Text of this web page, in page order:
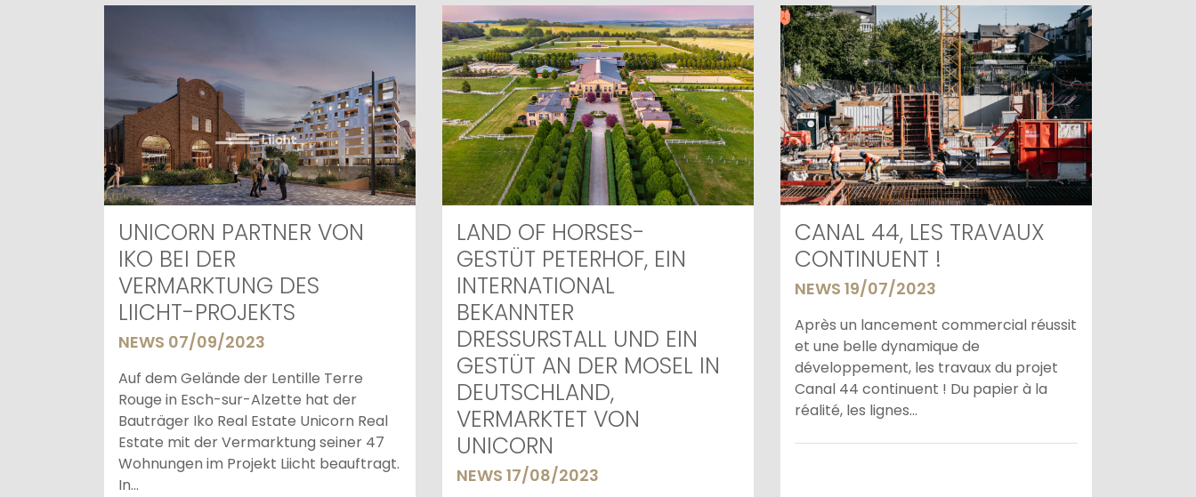
UNICORN PARTNER VON
IKO BEI DER
VERMARKTUNG DES
LIICHT-PROJEKTS
NEWS 07/09/2023
Auf dem Gelände der Lentille Terre
Rouge in Esch-sur-Alzette hat der
Bauträger Iko Real Estate Unicorn Real
Estate mit der Vermarktung seiner 47
Wohnungen im Projekt Liicht beauftragt.
In...
LAND OF HORSES-
GESTÜT PETERHOF, EIN
INTERNATIONAL
BEKANNTER
DRESSURSTALL UND EIN
GESTÜT AN DER MOSEL IN
DEUTSCHLAND,
VERMARKTET VON
UNICORN
NEWS 17/08/2023
CANAL 44, LES TRAVAUX
CONTINUENT !
NEWS 19/07/2023
Après un lancement commercial réussit
et une belle dynamique de
développement, les travaux du projet
Canal 44 continuent ! Du papier à la
réalité, les lignes...